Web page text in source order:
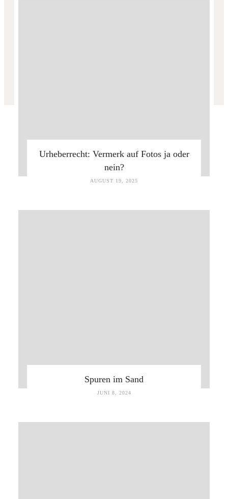
Urheberrecht: Vermerk auf Fotos ja oder
nein?
AUGUST 19, 2025
Spuren im Sand
JUNI 8, 2024